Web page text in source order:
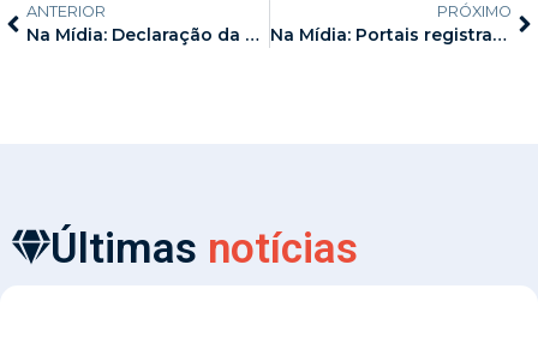
ANTERIOR
Na Mídia: Declaração da presidente Wladia Maia com orientações de saúde para o Carnaval
PRÓXIMO
Na Mídia: Portais registram apoios do SINDSEMP-AM ao movimento de fortalecimento sindical
Últimas notícias